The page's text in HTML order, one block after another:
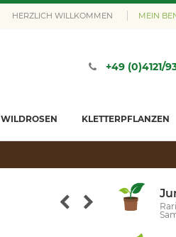
MEIN
HERZLICH WILLKOMMEN
+49 (0)4121/
WILDROSEN KLETTERPFLANZEN